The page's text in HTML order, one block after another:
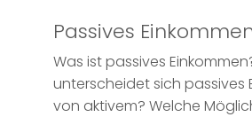
Passives
Was ist passives
unterscheidet sich passives
von aktivem? Welche